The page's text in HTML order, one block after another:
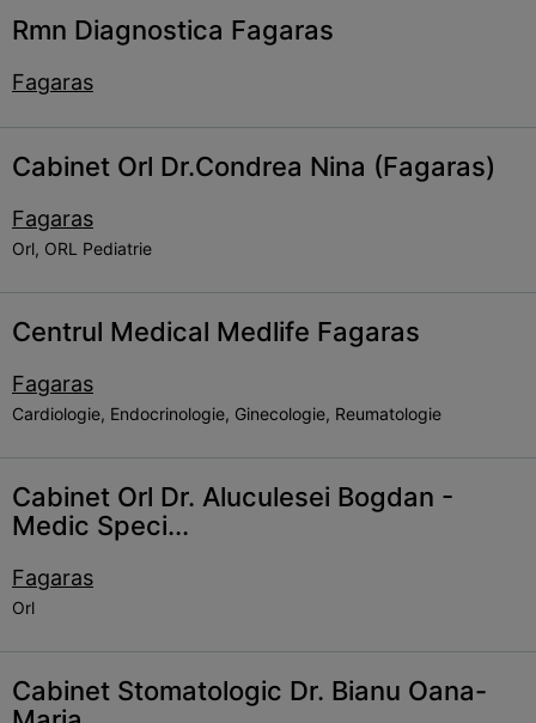
Rmn Diagnostica Fagaras
Fagaras
Cabinet Orl Dr.Condrea Nina (Fagaras)
Fagaras
Orl, ORL Pediatrie
Centrul Medical Medlife Fagaras
Fagaras
Cardiologie, Endocrinologie, Ginecologie, Reumatologie
Cabinet Orl Dr. Aluculesei Bogdan -
Medic Speci...
Fagaras
Orl
Cabinet Stomatologic Dr. Bianu Oana-